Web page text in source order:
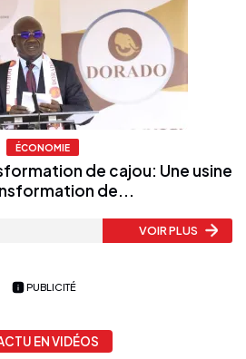
ÉCONOMIE
de cajou: Une usine
de...
VOIR PLUS
PUBLICITÉ
EN VIDÉOS